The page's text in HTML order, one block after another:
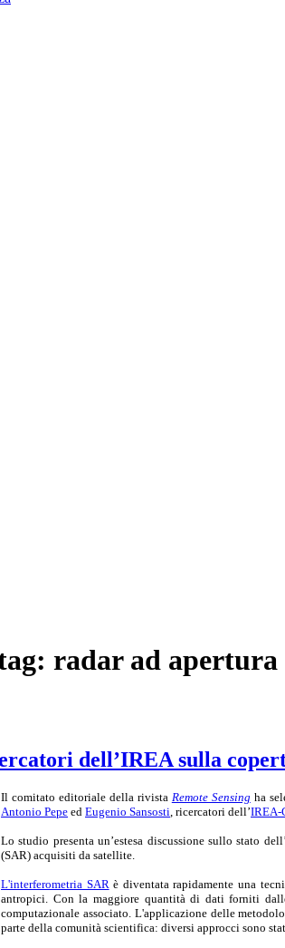
radar ad apertura
dell’IREA sulla
Il comitato editoriale della rivista Remote Sensing ha
Antonio Pepe ed Eugenio Sansosti , ricercatori dell’IREA-
Lo studio presenta un’estesa discussione sullo stato
(SAR) acquisiti da satellite.
L'interferometria SAR è diventata rapidamente una
antropici. Con la maggiore quantità di dati forniti
computazionale associato. L'applicazione delle
parte della comunità scientifica: diversi approcci sono